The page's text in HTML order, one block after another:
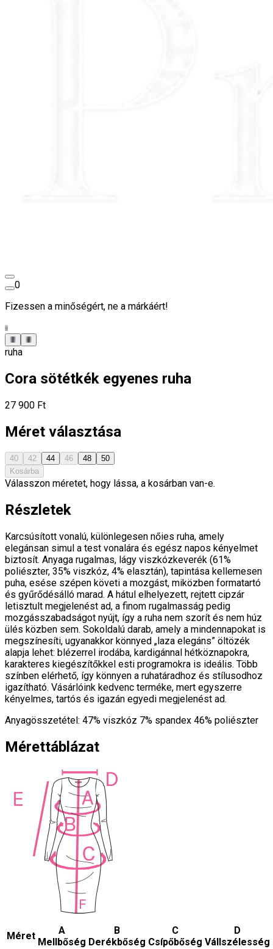
0
Fizessen a minőségért, ne a márkáért!
ruha
Cora sötétkék egyenes ruha
27 900 Ft
Méret választása
40 42 44 46 48
50
Kosárba
Válasszon méretet, hogy lássa, a kosárban van-e.
Részletek
Karcsúsított vonalú, különlegesen nőies ruha, amely
elegánsan simul a test vonalára és egész napos kényelmet
biztosít. Anyaga rugalmas, lágy viszkózkeverék (61%
poliészter, 35% viszkóz, 4% elasztán), tapintása kellemesen
puha, esése szépen követi a mozgást, miközben formatartó
és gyűrődésálló marad. A hátul elhelyezett, rejtett cipzár
letisztult megjelenést ad, a finom rugalmasság pedig
mozgásszabadságot nyújt, így a ruha nem szorít és nem húz
ülés közben sem. Sokoldalú darab, amely a mindennapokat is
megszínesíti, ugyanakkor könnyed „laza elegáns” öltözék
alapja lehet: blézerrel irodába, kardigánnal hétköznapokra,
karakteres kiegészítőkkel esti programokra is ideális. Több
színben elérhető, így könnyen a ruhatáradhoz és stílusodhoz
igazítható. Vásárlóink kedvenc terméke, mert egyszerre
kényelmes, tartós és igazán egyedi megjelenést ad.
Anyagösszetétel: 47% viszkóz 7% spandex 46% poliészter
Mérettáblázat
Méret
A
Mellbőség
B
Derékbőség
C
Csípőbőség
D
Vállszélesség